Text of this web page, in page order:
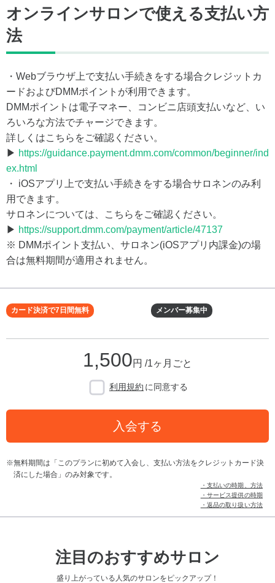
オンラインサロンで使える支払い方
法
・Webブラウザ上で支払い手続きをする場合クレジットカ
ードおよびDMMポイントが利用できます。
DMMポイントは電子マネー、コンビニ店頭支払いなど、い
ろいろな方法でチャージできます。
詳しくはこちらをご確認ください。
▶ https://guidance.payment.dmm.com/common/beginner/ind
ex.html
・ iOSアプリ上で支払い手続きをする場合サロネンのみ利
用できます。
サロネンについては、こちらをご確認ください。
▶ https://support.dmm.com/payment/article/47137
※ DMMポイント支払い、サロネン(iOSアプリ内課金)の場
合は無料期間が適用されません。
メンバー募集中
カード決済で7日間無料
1,500円 /1ヶ月ごと
利用規約 に同意する
入会する
無料期間は「このプランに初めて入会し、支払い方法をクレジットカード決
済にした場合」のみ対象です。
・支払いの時期、方法
・サービス提供の時期
・返品の取り扱い方法
注目のおすすめサロン
盛り上がっている人気のサロンをピックアップ！